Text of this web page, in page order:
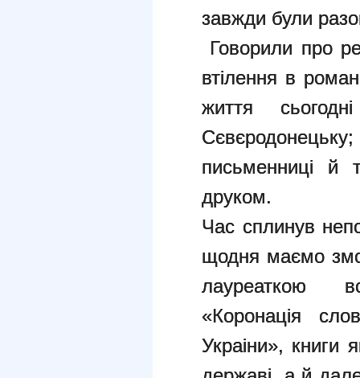
завжди були
Говорили про
втілення в
життя
письменниці й
друком.
Час сплинув
щодня маємо
лауреаткою
«Коронація
Украіни», книги